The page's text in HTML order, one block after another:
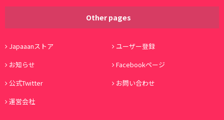
Other pages
Japaaanストア
ユーザー登録
お知らせ
Facebookページ
公式Twitter
お問い合わせ
運営会社